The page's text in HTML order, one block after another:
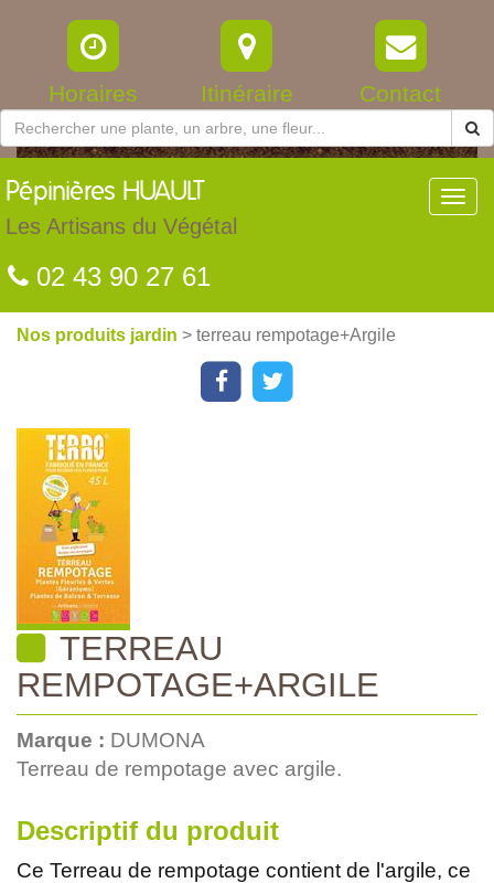
Horaires Itinéraire Contact
Pépinières HUAULT
Les Artisans du Végétal
02 43 90 27 61
Nos produits jardin > terreau rempotage+Argile
TERREAU
REMPOTAGE+ARGILE
Marque : DUMONA
Terreau de rempotage avec argile.
Descriptif du produit
Ce Terreau de rempotage contient de l'argile, ce